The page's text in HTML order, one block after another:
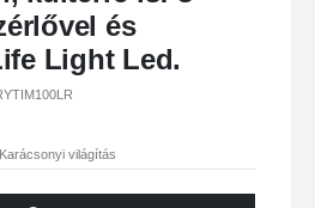
és
Light Led.
Karácsonyi világítás